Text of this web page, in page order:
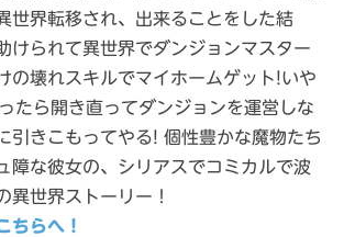
世界転移され、出来ることをした結
けられて異世界でダンジョンマスター
の壊れスキルでマイホームゲット!いや
たら開き直ってダンジョンを運営しな
引きこもってやる! 個性豊かな魔物たち
障な彼女の、シリアスでコミカルで波
異世界ストーリー！
ちらへ！